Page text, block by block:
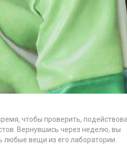
чтобы проверить,
Вернувшись через неделю, вы
любые вещи из его лаборатории.